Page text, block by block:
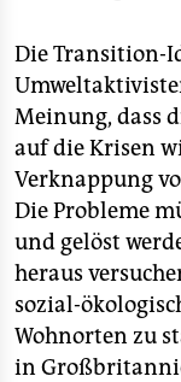
Die Transition-
Meinung, dass
auf die Krisen
Verknappung
Die Probleme
und gelöst
heraus
sozial-
Wohnorten zu
in